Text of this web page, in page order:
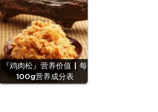
『鸡肉松』营养价值 | 每
100g营养成分表